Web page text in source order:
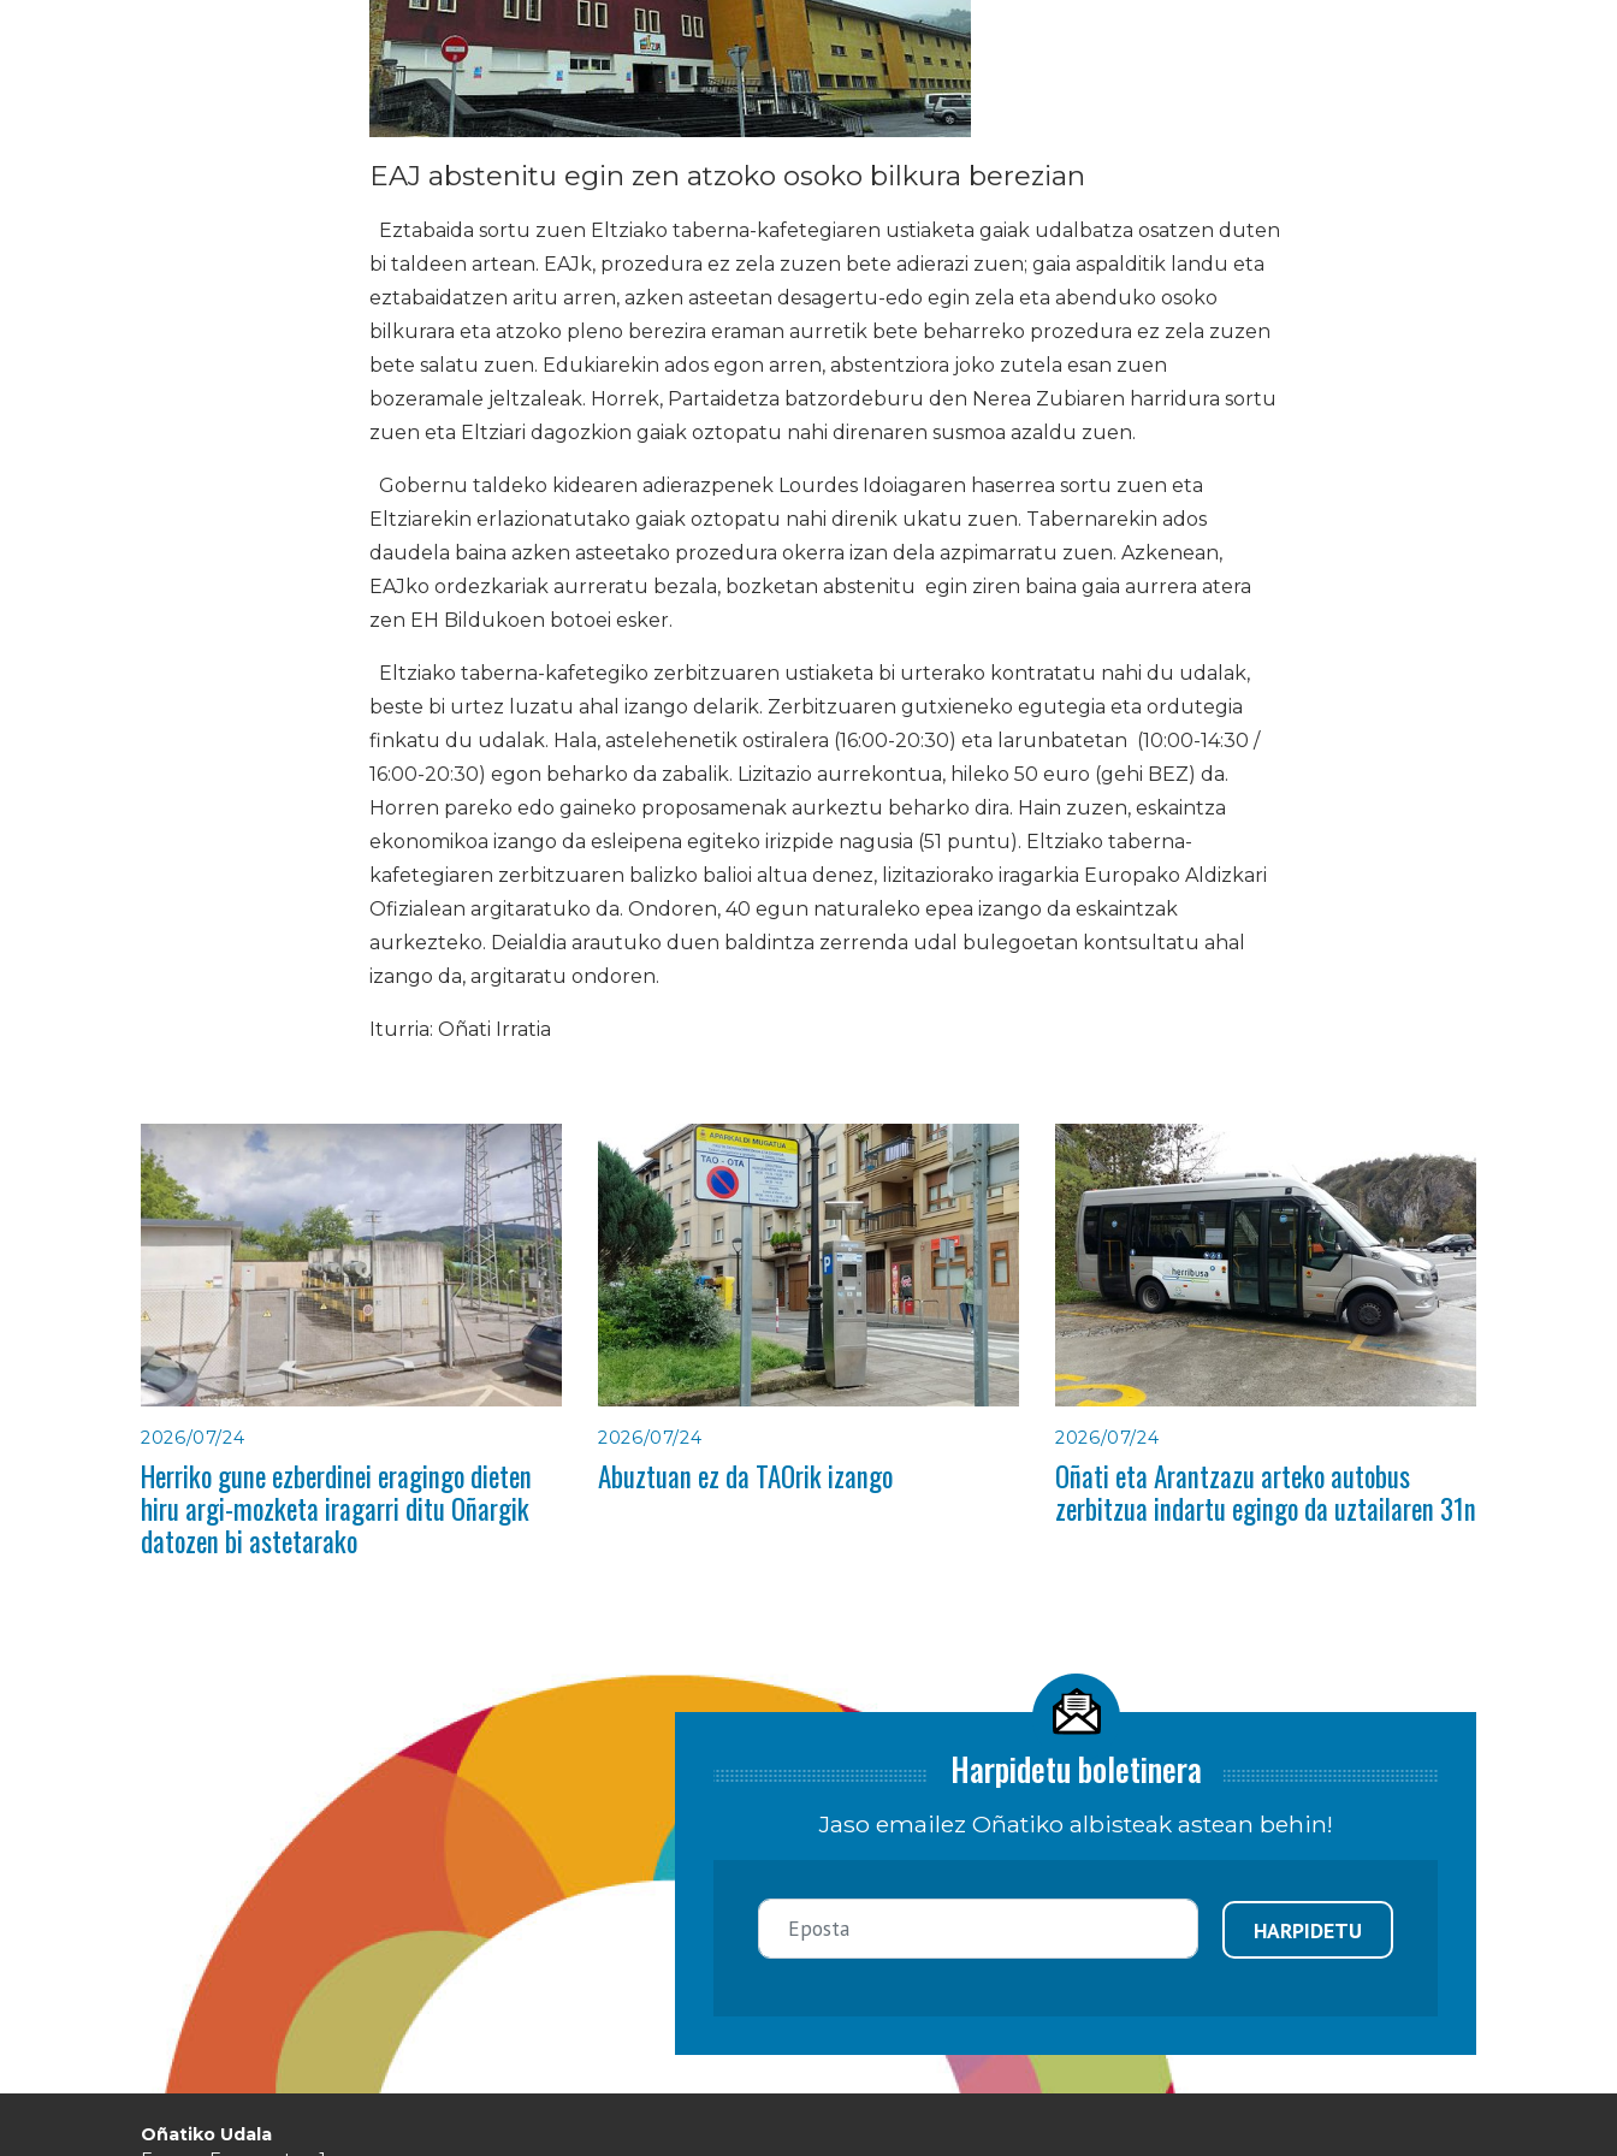
EAJ abstenitu egin zen atzoko osoko bilkura berezian
Eztabaida sortu zuen Eltziako taberna-kafetegiaren ustiaketa gaiak udalbatza osatzen duten
bi taldeen artean. EAJk, prozedura ez zela zuzen bete adierazi zuen; gaia aspalditik landu eta
eztabaidatzen aritu arren, azken asteetan desagertu-edo egin zela eta abenduko osoko
bilkurara eta atzoko pleno berezira eraman aurretik bete beharreko prozedura ez zela zuzen
bete salatu zuen. Edukiarekin ados egon arren, abstentziora joko zutela esan zuen
bozeramale jeltzaleak. Horrek, Partaidetza batzordeburu den Nerea Zubiaren harridura sortu
zuen eta Eltziari dagozkion gaiak oztopatu nahi direnaren susmoa azaldu zuen.
Gobernu taldeko kidearen adierazpenek Lourdes Idoiagaren haserrea sortu zuen eta
Eltziarekin erlazionatutako gaiak oztopatu nahi direnik ukatu zuen. Tabernarekin ados
daudela baina azken asteetako prozedura okerra izan dela azpimarratu zuen. Azkenean,
EAJko ordezkariak aurreratu bezala, bozketan abstenitu egin ziren baina gaia aurrera atera
zen EH Bildukoen botoei esker.
Eltziako taberna-kafetegiko zerbitzuaren ustiaketa bi urterako kontratatu nahi du udalak,
beste bi urtez luzatu ahal izango delarik. Zerbitzuaren gutxieneko egutegia eta ordutegia
finkatu du udalak. Hala, astelehenetik ostiralera (16:00-20:30) eta larunbatetan (10:00-14:30 /
16:00-20:30) egon beharko da zabalik. Lizitazio aurrekontua, hileko 50 euro (gehi BEZ) da.
Horren pareko edo gaineko proposamenak aurkeztu beharko dira. Hain zuzen, eskaintza
ekonomikoa izango da esleipena egiteko irizpide nagusia (51 puntu). Eltziako taberna-
kafetegiaren zerbitzuaren balizko balioi altua denez, lizitaziorako iragarkia Europako Aldizkari
Ofizialean argitaratuko da. Ondoren, 40 egun naturaleko epea izango da eskaintzak
aurkezteko. Deialdia arautuko duen baldintza zerrenda udal bulegoetan kontsultatu ahal
izango da, argitaratu ondoren.
Iturria: Oñati Irratia
2026/07/24
Herriko gune ezberdinei eragingo dieten
hiru argi-mozketa iragarri ditu Oñargik
datozen bi astetarako
2026/07/24
Abuztuan ez da TAOrik izango
2026/07/24
Oñati eta Arantzazu arteko autobus
zerbitzua indartu egingo da uztailaren 31n
Harpidetu boletinera
Jaso emailez Oñatiko albisteak astean behin!
HARPIDETU
Oñatiko Udala